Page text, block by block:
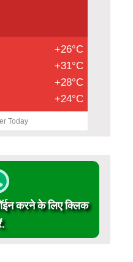
+26°C
+31°C
+28°C
+24°C
Today
करने के लिए क्लिक